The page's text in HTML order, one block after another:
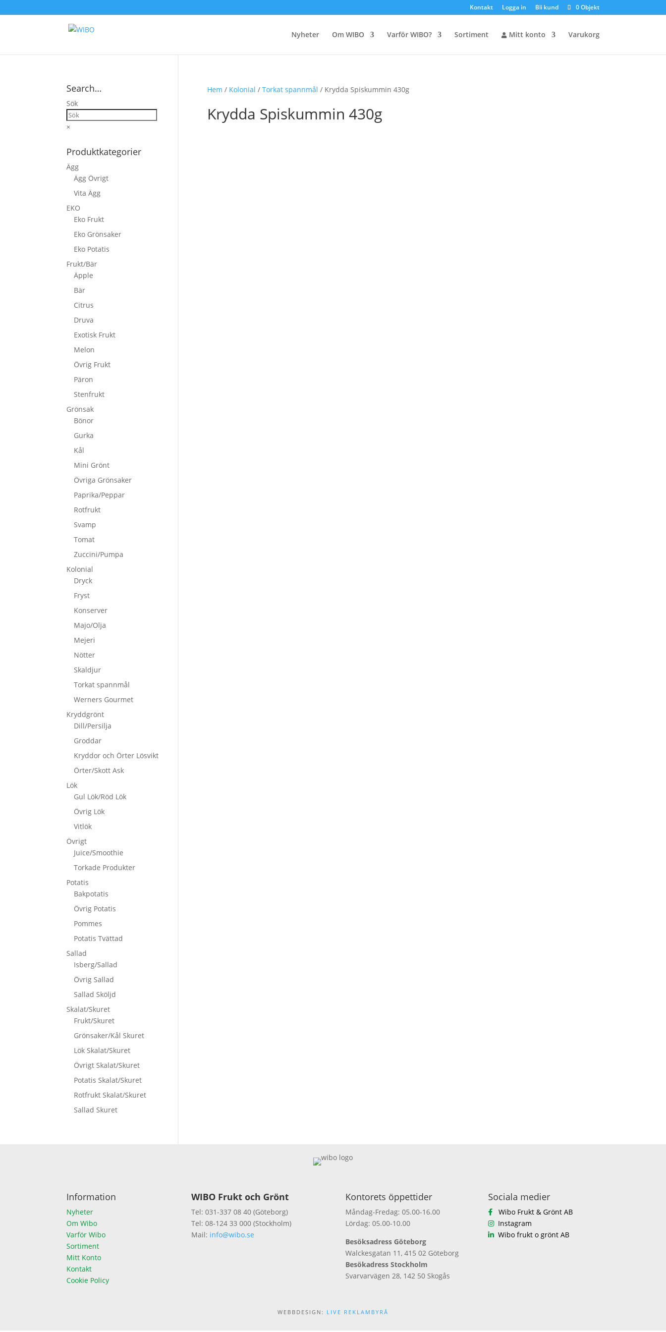
Kontakt Logga in Bli kund 0 Objekt
Nyheter Om WIBO Varför WIBO? Sortiment Mitt konto Varukorg
Hem / Kolonial / Torkat spannmål / Krydda Spiskummin 430g
Krydda Spiskummin 430g
Search…
Sök
×
Produktkategorier
Ägg
Ägg Övrigt
Vita Ägg
EKO
Eko Frukt
Eko Grönsaker
Eko Potatis
Frukt/Bär
Äpple
Bär
Citrus
Druva
Exotisk Frukt
Melon
Övrig Frukt
Päron
Stenfrukt
Grönsak
Bönor
Gurka
Kål
Mini Grönt
Övriga Grönsaker
Paprika/Peppar
Rotfrukt
Svamp
Tomat
Zuccini/Pumpa
Kolonial
Dryck
Fryst
Konserver
Majo/Olja
Mejeri
Nötter
Skaldjur
Torkat spannmål
Werners Gourmet
Kryddgrönt
Dill/Persilja
Groddar
Kryddor och Örter Lösvikt
Örter/Skott Ask
Lök
Gul Lök/Röd Lök
Övrig Lök
Vitlök
Övrigt
Juice/Smoothie
Torkade Produkter
Potatis
Bakpotatis
Övrig Potatis
Pommes
Potatis Tvättad
Sallad
Isberg/Sallad
Övrig Sallad
Sallad Sköljd
Skalat/Skuret
Frukt/Skuret
Grönsaker/Kål Skuret
Lök Skalat/Skuret
Övrigt Skalat/Skuret
Potatis Skalat/Skuret
Rotfrukt Skalat/Skuret
Sallad Skuret
Information
Nyheter
Om Wibo
Varför Wibo
Sortiment
Mitt Konto
Kontakt
Cookie Policy
WIBO Frukt och Grönt
Tel: 031-337 08 40 (Göteborg)
Tel: 08-124 33 000 (Stockholm)
Mail: info@wibo.se
Kontorets öppettider
Måndag-Fredag: 05.00-16.00
Lördag: 05.00-10.00
Besöksadress Göteborg
Walckesgatan 11, 415 02 Göteborg
Besökadress Stockholm
Svarvarvägen 28, 142 50 Skogås
Sociala medier
Wibo Frukt & Grönt AB
Instagram
Wibo frukt o grönt AB
WEBBDESIGN: LIVE REKLAMBYRÅ